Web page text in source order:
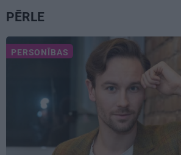
PĒRLE
PERSONĪBAS